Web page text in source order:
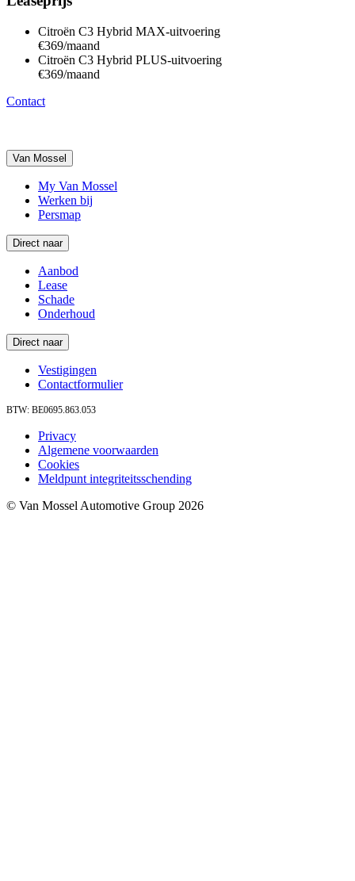
Citroën C3 Hybrid MAX-uitvoering
€369/maand
Citroën C3 Hybrid PLUS-uitvoering
€369/maand
Contact
Van Mossel
My Van Mossel
Werken bij
Persmap
Direct naar
Aanbod
Lease
Schade
Onderhoud
Direct naar
Vestigingen
Contactformulier
BTW: BE0695.863.053
Privacy
Algemene voorwaarden
Cookies
Meldpunt integriteitsschending
© Van Mossel Automotive Group 2026